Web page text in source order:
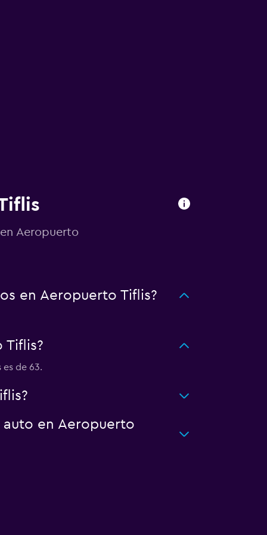
Aeropuerto
en Aeropuerto Tiflis?
Tiflis?
de 63.
en Aeropuerto